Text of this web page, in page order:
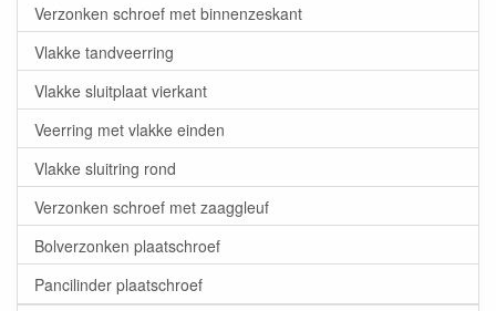
Verzonken schroef met binnenzeskant
Vlakke tandveerring
Vlakke sluitplaat vierkant
Veerring met vlakke einden
Vlakke sluitring rond
Verzonken schroef met zaaggleuf
Bolverzonken plaatschroef
Pancilinder plaatschroef